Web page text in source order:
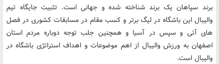
برند سپاهان یک برند شناخته شده و جهانی است. تثبیت جایگاه تیم
والیبال این باشگاه در لیگ برتر و کسب مقام در مسابقات کشوری در فصل
های آتی و سپس در آسیا و همچنین جلب توجه دوباره مردم استان
اصفهان به ورزش والیبال از اهم موضوعات و اهداف استراتژی باشگاه در
والیبال است.